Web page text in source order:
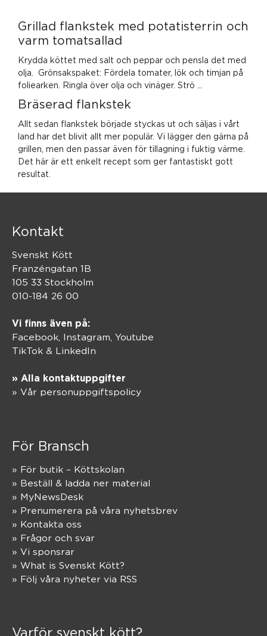
Grillad flankstek med potatisterrin och
varm tomatsallad
Krydda köttet med salt och peppar och pensla det med
olja. Grönsakspaket: Fördela tomater, lök och timjan på
foliearken. Ringla över olja och vinäger. Strö …
Bräserad flankstek
Allt sedan flankstek började styckas ut och säljas i vårt
land har det blivit allt mer populär. Vi lägger den gärna på
grillen, men den passar även för tillagning i fuktig värme.
Det här är ett enkelt recept som ger fantastiskt gott
resultat.
Kontakt
Svenskt Kött
Franzéngatan 1B
105 33 Stockholm
010-184 26 00
Vi finns även på:
Facebook, Instagram Youtube
TikTok & LinkedIn
» Alla kontaktuppgifter
» Vår personuppgiftspolicy
För Bransch
» För butik – Köttskolan
» Beställ & ladda ner material
» MyNewsDesk
» Prenumerera på våra nyhetsbrev
» Kontakta oss
» Frågor och svar
» Vi sponsrar
» What is Svenskt Kött?
» Följ våra nyheter via RSS
Varför svenskt kött?